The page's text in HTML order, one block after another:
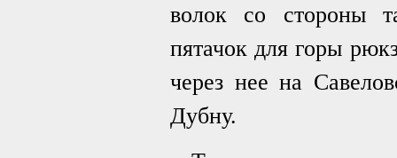
волок со стороны
пятачок для горы
через нее на
Дубну.